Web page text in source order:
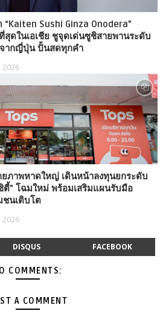
“Kaiten Sushi Ginza Onodera”
ดในเอเชีย ชูจุดเด่นซูชิสายพานระดับ
ากญี่ปุ่น ปั้นสดทุกคำ
2026
ภาพหาดใหญ่ เดินหน้าลงทุนยกระดับ
” โฉมใหม่ พร้อมเสริมแผนรับมือ
นเติบโต
2026
DISQUS FACEBOOK
COMMENTS:
A COMMENT